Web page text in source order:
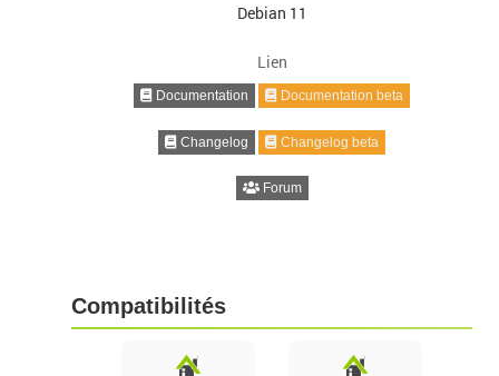
Debian 11
Lien
Documentation Documentation beta
Changelog Changelog beta
Forum
Compatibilités